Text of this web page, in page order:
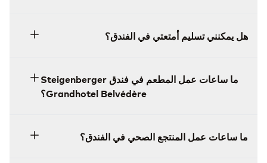
هل يمكنني تسليم أمتعتي في الفندق؟
ما ساعات عمل المطعم في فندق Steigenberger
Grandhotel Belvédère؟
ما ساعات عمل المنتجع الصحي في الفندق؟